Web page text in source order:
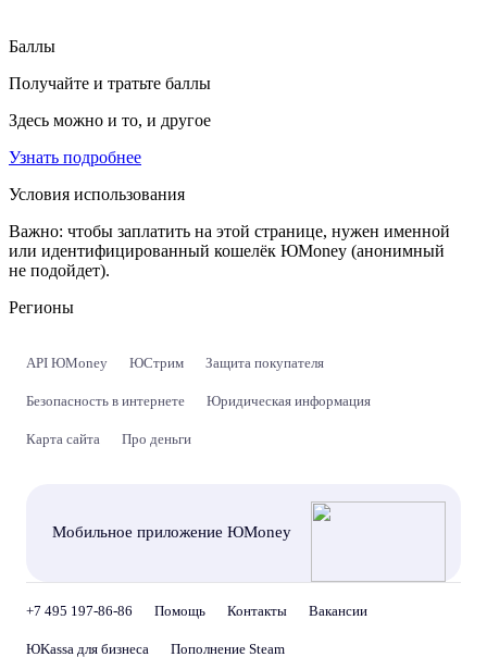
Баллы
Получайте и тратьте баллы
Здесь можно и то, и другое
Узнать подробнее
Условия использования
Важно: чтобы заплатить на этой странице, нужен именной
или идентифицированный кошелёк ЮMoney (анонимный
не подойдет).
Регионы
API ЮMoney ЮСтрим Защита покупателя
Безопасность в интернете Юридическая информация
Карта сайта Про деньги
Мобильное приложение ЮMoney
+7 495 197-86-86 Помощь Контакты Вакансии
ЮKassa для бизнеса Пополнение Steam